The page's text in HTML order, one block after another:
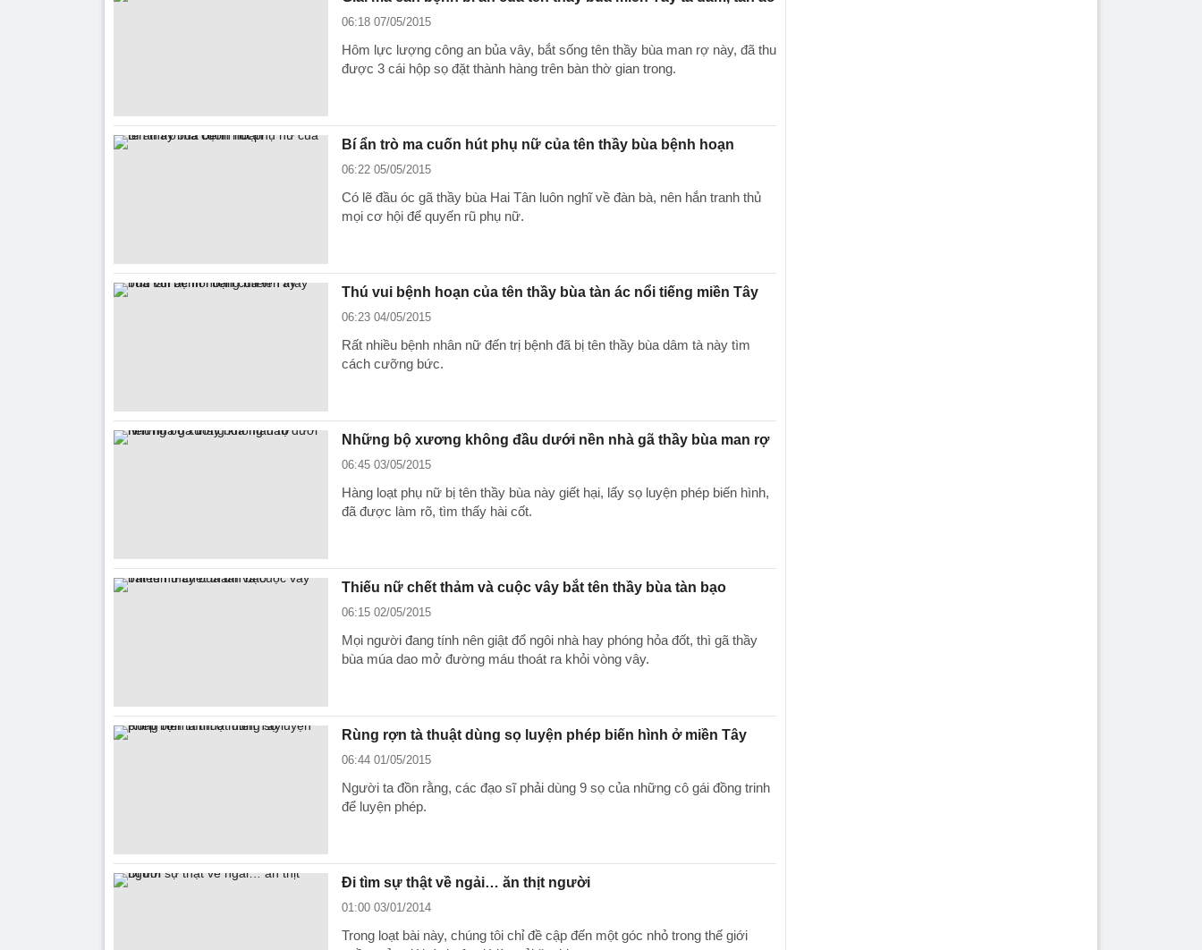
06:18 07/05/2015
Hôm lực lượng công an bủa vây, bắt sống tên thầy bùa man rợ này, đã thu
được 3 cái hộp sọ đặt thành hàng trên bàn thờ gian trong.
Bí ẩn trò ma cuốn hút phụ nữ của tên thầy bùa bệnh hoạn
06:22 05/05/2015
Có lẽ đầu óc gã thầy bùa Hai Tân luôn nghĩ về đàn bà, nên hắn tranh thủ
mọi cơ hội để quyến rũ phụ nữ.
Thú vui bệnh hoạn của tên thầy bùa tàn ác nổi tiếng miền Tây
06:23 04/05/2015
Rất nhiều bệnh nhân nữ đến trị bệnh đã bị tên thầy bùa dâm tà này tìm
cách cưỡng bức.
Những bộ xương không đầu dưới nền nhà gã thầy bùa man rợ
06:45 03/05/2015
Hàng loạt phụ nữ bị tên thầy bùa này giết hại, lấy sọ luyện phép biến hình,
đã được làm rõ, tìm thấy hài cốt.
Thiếu nữ chết thảm và cuộc vây bắt tên thầy bùa tàn bạo
06:15 02/05/2015
Mọi người đang tính nên giật đổ ngôi nhà hay phóng hỏa đốt, thì gã thầy
bùa múa dao mở đường máu thoát ra khỏi vòng vây.
Rùng rợn tà thuật dùng sọ luyện phép biến hình ở miền Tây
06:44 01/05/2015
Người ta đồn rằng, các đạo sĩ phải dùng 9 sọ của những cô gái đồng trinh
để luyện phép.
Đi tìm sự thật về ngải… ăn thịt người
01:00 03/01/2014
Trong loạt bài này, chúng tôi chỉ đề cập đến một góc nhỏ trong thế giới